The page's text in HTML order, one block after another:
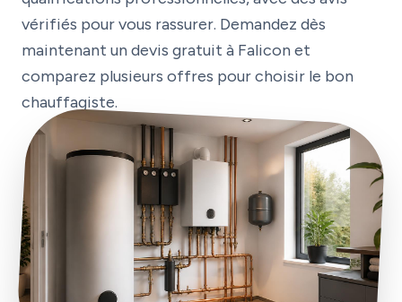
vérifiés pour vous rassurer. Demandez dès
maintenant un devis gratuit à Falicon et
comparez plusieurs offres pour choisir le bon
chauffagiste.